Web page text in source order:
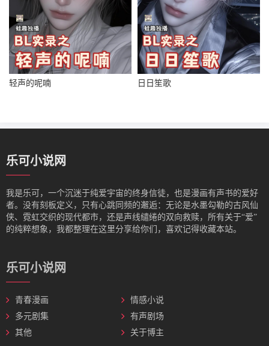
轻声的呢喃 日日笙歌
乐可小说网
我是‌乐可，一个沉迷于纯爱宇宙的终身信徒，也是漫画有声书的爱好
者。没有刻板定义，只有心跳同频的邂逅：无论是水墨勾勒的古风仙
侠、霓虹交织的现代都市，还是声线缱绻的双向救赎，所有关于“爱”
的纯粹想象，我都整理在这里分享给你们，喜欢记得收藏本站。
乐可小说网
青春漫画
情感小说
多元剧集
有声剧场
其他
关于博主